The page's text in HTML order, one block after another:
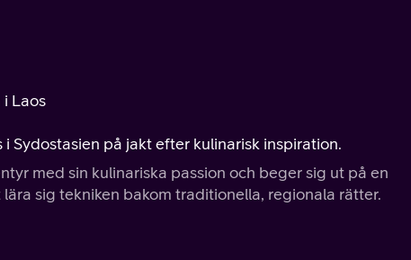
Laos
Sydostasien på jakt efter kulinarisk inspiration.
med sin kulinariska passion och beger sig ut på en
sig tekniken bakom traditionella, regionala rätter.